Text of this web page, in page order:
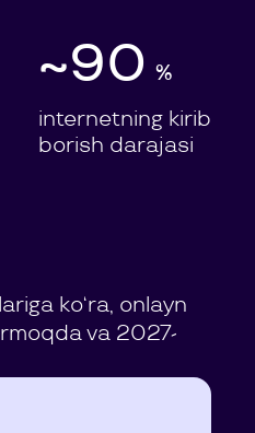
~90 %
internetning kirib
borish darajasi
ko‘ra, onlayn
va 2027-